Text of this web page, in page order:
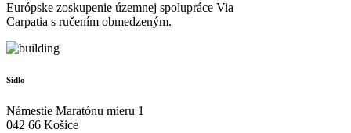
Európske zoskupenie územnej spolupráce Via
Carpatia s ručením obmedzeným.
Sídlo
Námestie Maratónu mieru 1
042 66 Košice